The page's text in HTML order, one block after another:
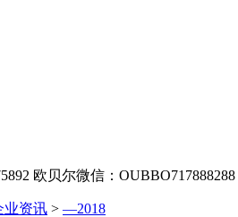
欧贝尔微信：OUBBO717888288
业资讯 > —2018